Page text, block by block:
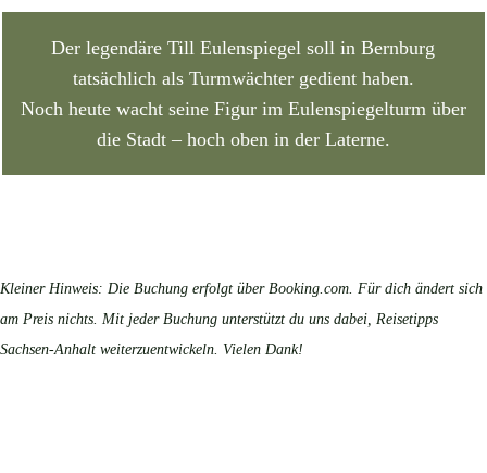
Der legendäre Till Eulenspiegel soll in Bernburg
tatsächlich als Turmwächter gedient haben.
Noch heute wacht seine Figur im Eulenspiegelturm über
die Stadt – hoch oben in der Laterne.
Kleiner Hinweis: Die Buchung erfolgt über Booking.com. Für dich ändert sich
am Preis nichts. Mit jeder Buchung unterstützt du uns dabei, Reisetipps
Sachsen-Anhalt weiterzuentwickeln. Vielen Dank!